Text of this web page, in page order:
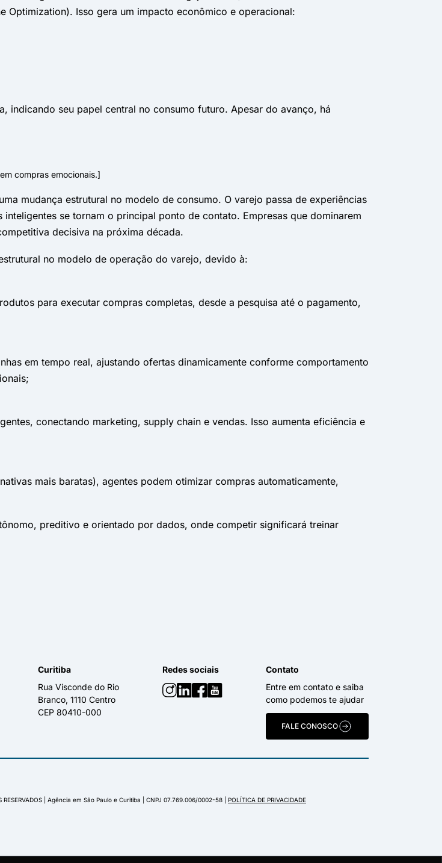
Optimization). Isso gera um impacto econômico e operacional:
indicando seu papel central no consumo futuro. Apesar do avanço, há
compras emocionais.]
mudança estrutural no modelo de consumo. O varejo passa de experiências
se tornam o principal ponto de contato. Empresas que dominarem
decisiva na próxima década.
no modelo de operação do varejo, devido à:
para executar compras completas, desde a pesquisa até o pagamento,
em tempo real, ajustando ofertas dinamicamente conforme comportamento
conectando marketing, supply chain e vendas. Isso aumenta eficiência e
mais baratas), agentes podem otimizar compras automaticamente,
preditivo e orientado por dados, onde competir significará treinar
Curitiba
Rua Visconde do Rio
Branco, 1110 Centro
CEP 80410-000
Redes sociais
Contato
Entre em contato e saiba
como podemos te ajudar
FALE CONOSCO
RESERVADOS | Agência em São Paulo e Curitiba | CNPJ 07.769.006/0002-58 | POLÍTICA DE PRIVACIDADE